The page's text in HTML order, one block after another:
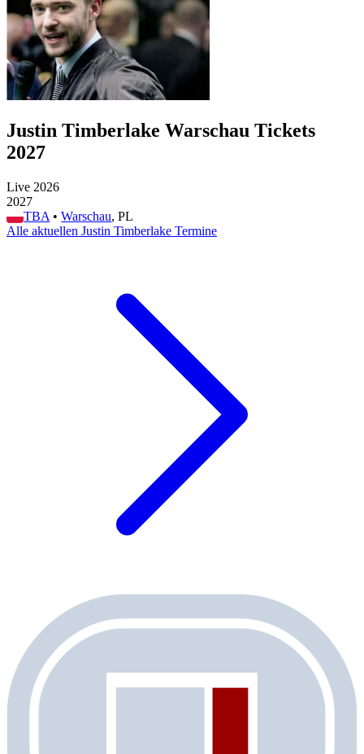
Justin Timberlake Warschau Tickets
2027
Live 2026
2027
TBA • Warschau, PL
Alle aktuellen Justin Timberlake Termine